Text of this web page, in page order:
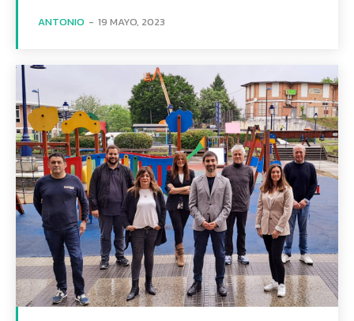
ANTONIO - 19 MAYO, 2023